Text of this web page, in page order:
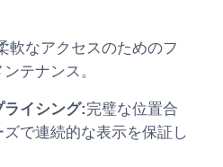
軟なアクセスのためのフ
テナンス。
イシング:完璧な位置合
で連続的な表示を保証し